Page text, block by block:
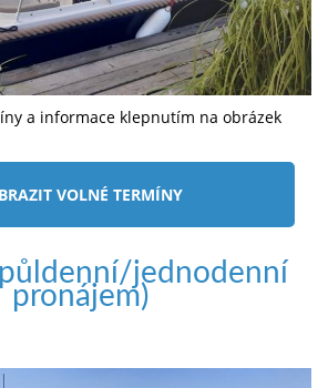
a informace klepnutím na obrázek
VOLNÉ TERMÍNY
jednodenní
pronájem)